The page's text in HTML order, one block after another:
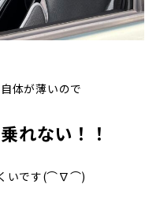
体が薄いので
れない！！
くいです(⌒∇⌒)